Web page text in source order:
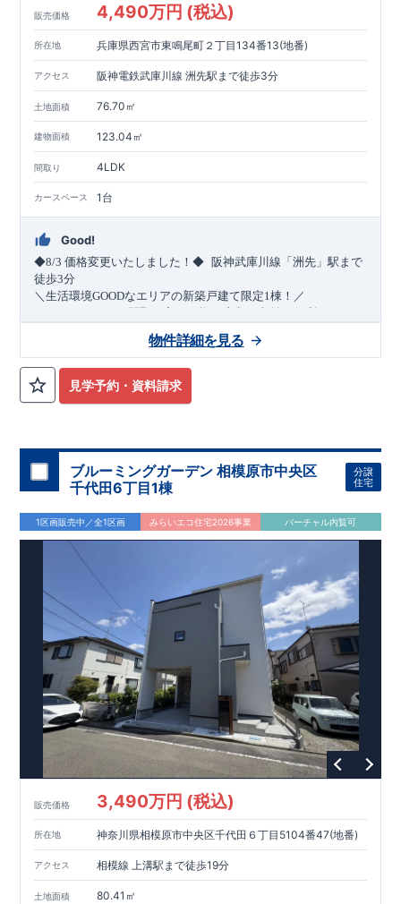
販売価格 4,490万円 (税込)
所在地 兵庫県西宮市東鳴尾町２丁目134番13(地番)
アクセス 阪神電鉄武庫川線 洲先駅まで徒歩3分
土地面積 76.70㎡
建物面積 123.04㎡
間取り 4LDK
カースペース 1台
Good!
◆8/3 価格変更いたしました！◆ ​阪神武庫川線 「洲先」駅まで
徒歩3分
＼生活環境GOODなエリアの新築戸建て限定1棟！／
・2部屋から行き来できる
・デザインと機能性を兼ね備えたオープンサニタリー
リビング全体を見渡せる
​
ーパー）徒歩10分 約787ｍ)​
・網戸
↓クリックすると特設ページにジャンプします↓
2024 年グッドデザイン賞 プロジェクト同時受賞
せる道」 ○第18回キッズデザイン賞受賞 ・2024年、東栄住宅
の新たな空間提案 「マルチエント ランス」が受賞いたしまし
た！
耐震等級最高等級3 ・数百年に一度の地震に耐える力
倍の耐震性！
ー採用で安心！ ○BELS ・エコ住宅としての性能評価を全号棟
が取得しています！ ○住宅性能評価ダブル取得 ・『設計』住
ております。
・『建設』住宅性能評価…評価を受けた図面通
りに施工されているか、建設までに計4回チェックが行われま
す。
平日・休日ご内覧可能です！
ぜひお気軽にお問い合わせください♪ 西宮営業所 TEL
0798-
38-1246​(定休日：火・水・年末年始
見学予約・資料請求
物件詳細を見る
ブルーミングガーデン 相模原市中央区
千代田6丁目1棟
分譲
住宅
1区画販売中／全1区画 みらいエコ住宅2026事業 バーチャル内覧可
販売価格 3,490万円 (税込)
所在地 神奈川県相模原市中央区千代田６丁目5104番47(地番)
アクセス 相模線 上溝駅まで徒歩19分
土地面積 80.41㎡